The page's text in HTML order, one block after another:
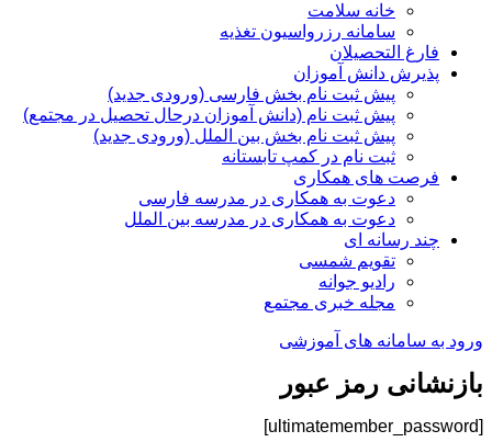
خانه سلامت
سامانه رزرواسیون تغذیه
فارغ التحصیلان
پذیرش دانش آموزان
پیش ثبت نام بخش فارسی (ورودی جدید)
پیش ثبت نام (دانش آموزان درحال تحصیل در مجتمع)
پیش ثبت نام بخش بین الملل (ورودی جدید)
ثبت نام در کمپ تابستانه
فرصت های همکاری
دعوت به همکاری در مدرسه فارسی
دعوت به همکاری در مدرسه بین الملل
چند رسانه ای
تقویم شمسی
رادیو جوانه
مجله خبری مجتمع
ورود به سامانه های آموزشی
بازنشانی رمز عبور
[ultimatemember_password]